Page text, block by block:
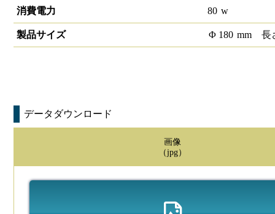
消費電力 80 w
製品サイズ Φ 180 mm 長
データダウンロード
画像
（jpg）